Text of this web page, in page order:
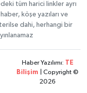
tüm harici linkler ayrı
köşe yazıları ve
dahi, herhangi bir
Haber Yazılımı: TE
Bilişim | Copyright ©
2026